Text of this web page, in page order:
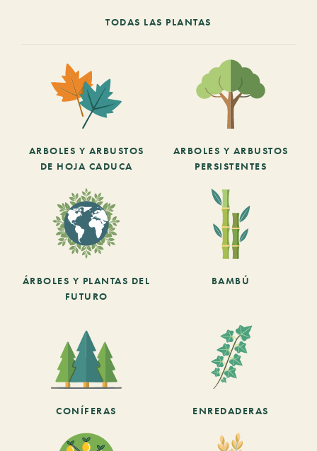
TODAS LAS PLANTAS
ARBOLES Y ARBUSTOS
DE HOJA CADUCA
ARBOLES Y ARBUSTOS
PERSISTENTES
ÁRBOLES Y PLANTAS DEL
FUTURO
BAMBÚ
CONÍFERAS ENREDADERAS